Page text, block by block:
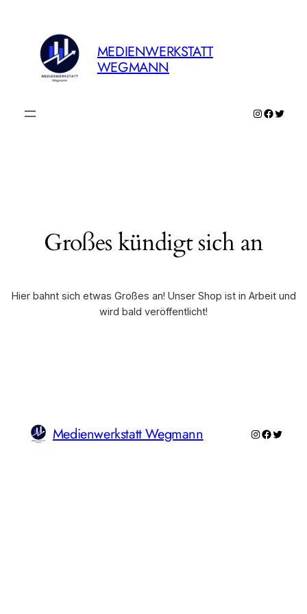
MEDIENWERKSTATT
WEGMANN
Instagram
Großes kündigt sich an
Hier bahnt sich etwas Großes an! Unser Shop ist in Arbeit und
wird bald veröffentlicht!
Medienwerkstatt Wegmann Instagram